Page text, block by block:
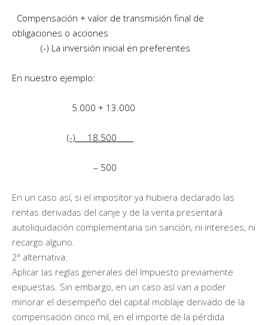
Compensación + valor de transmisión final de
obligaciones o acciones
(-) La inversión inicial en preferentes
En nuestro ejemplo:
5.000 + 13.000
(-) 18.500
– 500
En un caso así, si el impositor ya hubiera declarado las
rentas derivadas del canje y de la venta presentará
autoliquidación complementaria sin sanción, ni intereses, ni
recargo alguno.
2ª alternativa:
Aplicar las reglas generales del Impuesto previamente
expuestas. Sin embargo, en un caso así van a poder
minorar el desempeño del capital moblaje derivado de la
compensación cinco mil, en el importe de la pérdida